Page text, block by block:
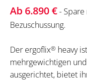
Ab 6.890 €-
Bezuschussung.
Der ergoflix® heavy
mehrgewichtigen
ausgerichtet, bietet